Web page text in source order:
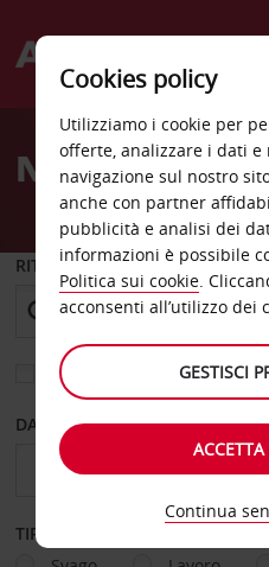
Welcome
AvisNoleggio
RITIRO DA
Scegli una località di
DAL GIORNO
TIPOLOGIA DI NOLEGGIO
Cookies policy
Utilizziamo i cookie per
offerte, analizzare i dati e
navigazione sul nostro
anche con partner
pubblicità e analisi dei
informazioni è possibile
Politica sui cookie.
acconsenti all’utilizzo dei
GESTISCI
Continua